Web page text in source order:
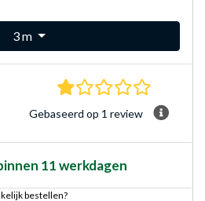
3 m
Gebaseerd op 1 review
11 werkdagen
bestellen?